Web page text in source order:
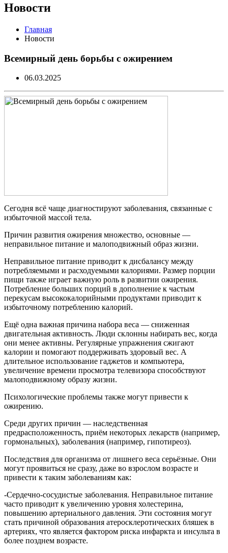
Новости
Главная
Новости
Всемирный день борьбы с ожирением
06.03.2025
Сегодня всё чаще диагностируют заболевания, связанные с
избыточной массой тела.
Причин развития ожирения множество, основные —
неправильное питание и малоподвижный образ жизни.
Неправильное питание приводит к дисбалансу между
потребляемыми и расходуемыми калориями. Размер порции
пищи также играет важную роль в развитии ожирения.
Потребление больших порций в дополнение к частым
перекусам высококалорийными продуктами приводит к
избыточному потреблению калорий.
Ещё одна важная причина набора веса — сниженная
двигательная активность. Люди склонны набирать вес, когда
они менее активны. Регулярные упражнения сжигают
калории и помогают поддерживать здоровый вес. А
длительное использование гаджетов и компьютера,
увеличение времени просмотра телевизора способствуют
малоподвижному образу жизни.
Психологические проблемы также могут привести к
ожирению.
Среди других причин — наследственная
предрасположенность, приём некоторых лекарств (например,
гормональных), заболевания (например, гипотиреоз).
Последствия для организма от лишнего веса серьёзные. Они
могут проявиться не сразу, даже во взрослом возрасте и
привести к таким заболеваниям как:
-Сердечно-сосудистые заболевания. Неправильное питание
часто приводит к увеличению уровня холестерина,
повышению артериального давления. Эти состояния могут
стать причиной образования атеросклеротических бляшек в
артериях, что является фактором риска инфаркта и инсульта в
более позднем возрасте.